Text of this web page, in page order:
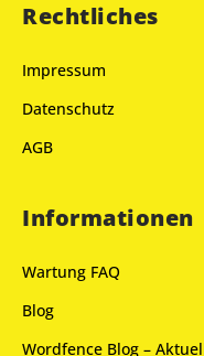
Rechtliches
Impressum
Datenschutz
AGB
Informationen
Wartung FAQ
Blog
Wordfence Blog –